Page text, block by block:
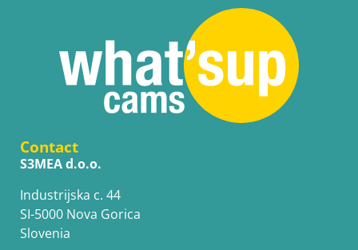
Contact
S3MEA d.o.o.
Industrijska c. 44
SI-5000 Nova Gorica
Slovenia